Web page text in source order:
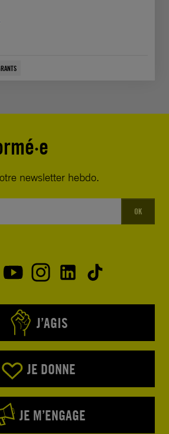
newsletter hebdo.
OK
J’AGIS
JE DONNE
JE M’ENGAGE